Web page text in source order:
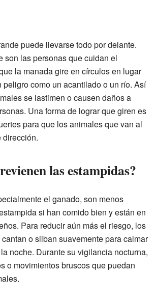
puede llevarse todo por delante.
son las personas que cuidan el
la manada gire en círculos en lugar
peligro como un acantilado o un río. Así
se lastimen o causen daños a
Una forma de lograr que giren es
para que los animales que van al
dirección.
las estampidas?
el ganado, son menos
si han comido bien y están en
Para reducir aún más el riesgo, los
o silban suavemente para calmar
noche. Durante su vigilancia nocturna,
o movimientos bruscos que puedan